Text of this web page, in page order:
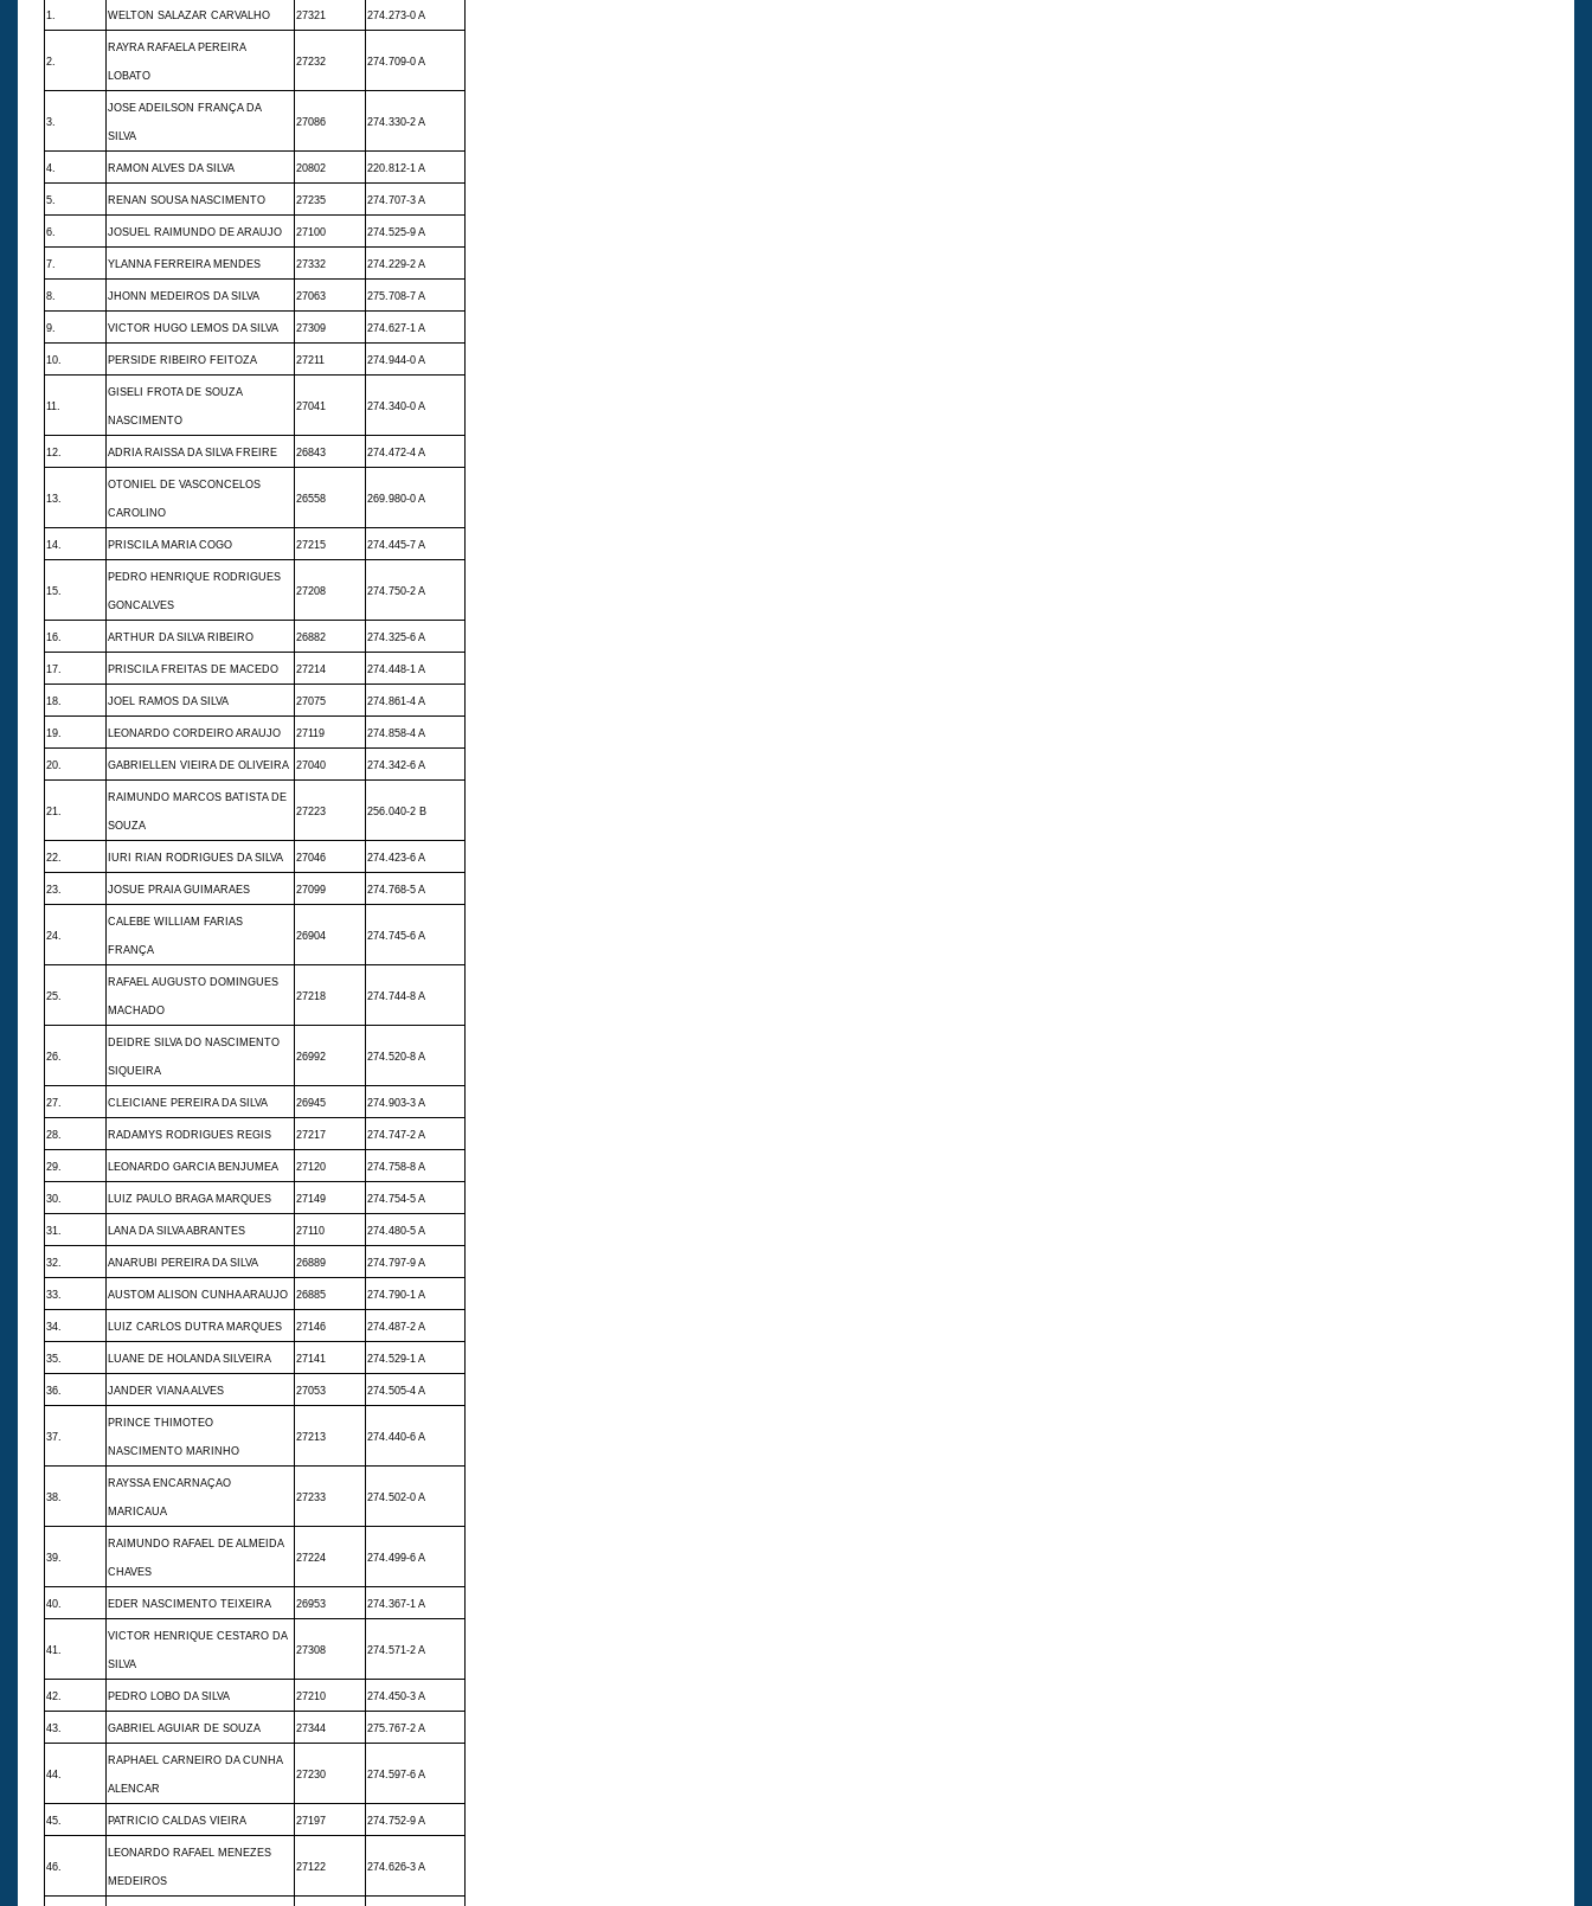
1. WELTON SALAZAR CARVALHO 27321 274.273-0 A
2.
RAYRA RAFAELA PEREIRA
LOBATO
27232 274.709-0 A
3.
JOSE ADEILSON FRANÇA DA
SILVA
27086 274.330-2 A
4. RAMON ALVES DA SILVA 20802 220.812-1 A
5. RENAN SOUSA NASCIMENTO 27235 274.707-3 A
6. JOSUEL RAIMUNDO DE ARAUJO 27100 274.525-9 A
7. YLANNA FERREIRA MENDES 27332 274.229-2 A
8. JHONN MEDEIROS DA SILVA 27063 275.708-7 A
9. VICTOR HUGO LEMOS DA SILVA 27309 274.627-1 A
10. PERSIDE RIBEIRO FEITOZA 27211 274.944-0 A
11.
GISELI FROTA DE SOUZA
NASCIMENTO
27041 274.340-0 A
12. ADRIA RAISSA DA SILVA FREIRE 26843 274.472-4 A
13.
OTONIEL DE VASCONCELOS
CAROLINO
26558 269.980-0 A
14. PRISCILA MARIA COGO 27215 274.445-7 A
15.
PEDRO HENRIQUE RODRIGUES
GONCALVES
27208 274.750-2 A
16. ARTHUR DA SILVA RIBEIRO 26882 274.325-6 A
17. PRISCILA FREITAS DE MACEDO 27214 274.448-1 A
18. JOEL RAMOS DA SILVA 27075 274.861-4 A
19. LEONARDO CORDEIRO ARAUJO 27119 274.858-4 A
20. GABRIELLEN VIEIRA DE OLIVEIRA 27040 274.342-6 A
21.
RAIMUNDO MARCOS BATISTA DE
SOUZA
27223 256.040-2 B
22. IURI RIAN RODRIGUES DA SILVA 27046 274.423-6 A
23. JOSUE PRAIA GUIMARAES 27099 274.768-5 A
24.
CALEBE WILLIAM FARIAS
FRANÇA
26904 274.745-6 A
25.
RAFAEL AUGUSTO DOMINGUES
MACHADO
27218 274.744-8 A
26.
DEIDRE SILVA DO NASCIMENTO
SIQUEIRA
26992 274.520-8 A
27. CLEICIANE PEREIRA DA SILVA 26945 274.903-3 A
28. RADAMYS RODRIGUES REGIS 27217 274.747-2 A
29. LEONARDO GARCIA BENJUMEA 27120 274.758-8 A
30. LUIZ PAULO BRAGA MARQUES 27149 274.754-5 A
31. LANA DA SILVA ABRANTES 27110 274.480-5 A
32. ANARUBI PEREIRA DA SILVA 26889 274.797-9 A
33. AUSTOM ALISON CUNHA ARAUJO 26885 274.790-1 A
34. LUIZ CARLOS DUTRA MARQUES 27146 274.487-2 A
35. LUANE DE HOLANDA SILVEIRA 27141 274.529-1 A
36. JANDER VIANA ALVES 27053 274.505-4 A
37.
PRINCE THIMOTEO
NASCIMENTO MARINHO
27213 274.440-6 A
38.
RAYSSA ENCARNAÇAO
MARICAUA
27233 274.502-0 A
39.
RAIMUNDO RAFAEL DE ALMEIDA
CHAVES
27224 274.499-6 A
40. EDER NASCIMENTO TEIXEIRA 26953 274.367-1 A
41.
VICTOR HENRIQUE CESTARO DA
SILVA
27308 274.571-2 A
42. PEDRO LOBO DA SILVA 27210 274.450-3 A
43. GABRIEL AGUIAR DE SOUZA 27344 275.767-2 A
44.
RAPHAEL CARNEIRO DA CUNHA
ALENCAR
27230 274.597-6 A
45. PATRICIO CALDAS VIEIRA 27197 274.752-9 A
46.
LEONARDO RAFAEL MENEZES
MEDEIROS
27122 274.626-3 A